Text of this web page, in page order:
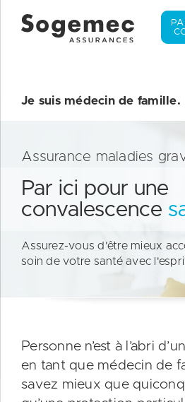
Je suis médecin de famille.
Assurance maladies
Par ici pour une
convalescence
Assurez-vous d'être mieux
soin de votre santé avec
Personne n’est à l’abri
en tant que médecin de
savez mieux que